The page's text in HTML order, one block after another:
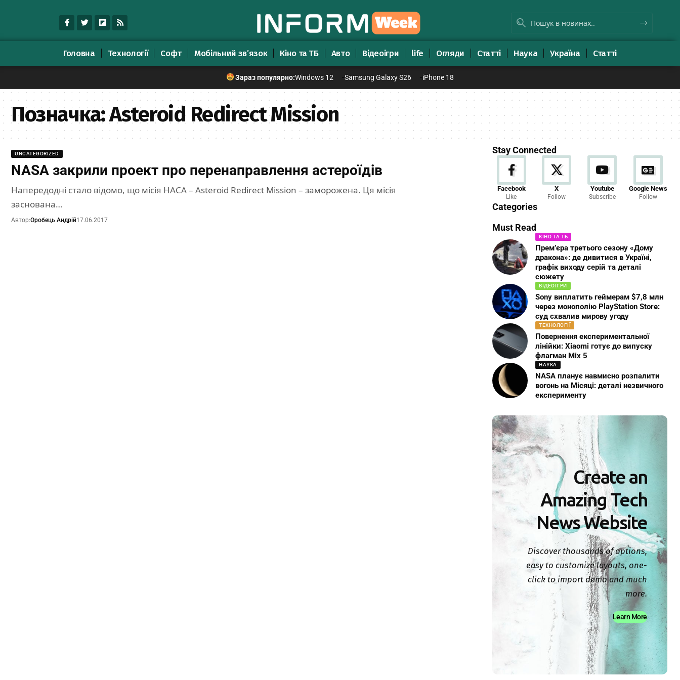
Головна Технології Софт Мобільний зв’язок Кіно та ТБ Авто Відеоігри life Огляди Статті Наука Україна Статті
Зараз популярно:Windows 12 Samsung Galaxy S26 iPhone 18
Позначка:Asteroid Redirect Mission
UNCATEGORIZED
NASA закрили проект про перенаправлення астероїдів
Напередодні стало відомо, що місія НАСА – Asteroid Redirect Mission – заморожена. Ця місія
заснована…
Автор:Оробець Андрій17.06.2017
Stay Connected
Facebook
Like
X
Follow
Youtube
Subscribe
Google News
Follow
Categories
Новини
23 Articles
Must Read
КІНО ТА ТБ
Прем’єра третього сезону «Дому
дракона»: де дивитися в Україні,
графік виходу серій та деталі
сюжету
ВІДЕОІГРИ
Sony виплатить геймерам $7,8 млн
через монополію PlayStation Store:
суд схвалив мирову угоду
ТЕХНОЛОГІЇ
Повернення експериментальної
лінійки: Xiaomi готує до випуску
флагман Mix 5
НАУКА
NASA планує навмисно розпалити
вогонь на Місяці: деталі незвичного
експерименту
Create an
Amazing Tech
News Website
Discover thousands of options,
easy to customize layouts, one-
click to import demo and much
more.
Learn More